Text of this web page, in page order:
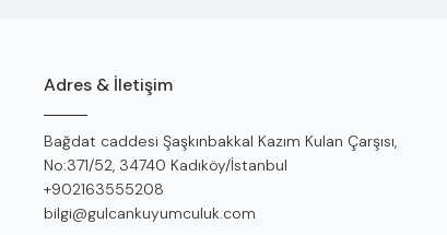
Adres & İletişim
Adres
Bağdat caddesi Şaşkınbakkal Kazım Kulan Çarşısı,
No:371/52, 34740 Kadıköy/İstanbul
Telefon
+902163555208
E-Posta
bilgi@gulcankuyumculuk.com